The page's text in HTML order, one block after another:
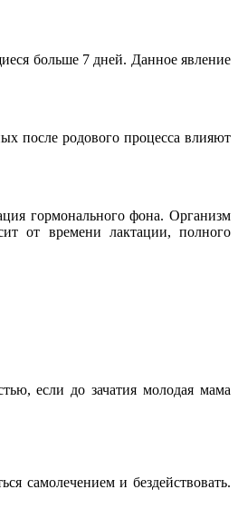
больше 7 дней. Данное явление
после родового процесса влияют
гормонального фона. Организм
от времени лактации, полного
если до зачатия молодая мама
самолечением и бездействовать.